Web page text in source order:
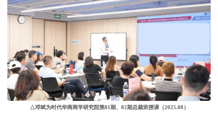
△邓斌为时代华商商学研究院第81期、82期总裁班授课（2025.08）